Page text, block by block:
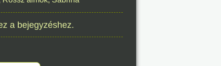
a bejegyzéshez.